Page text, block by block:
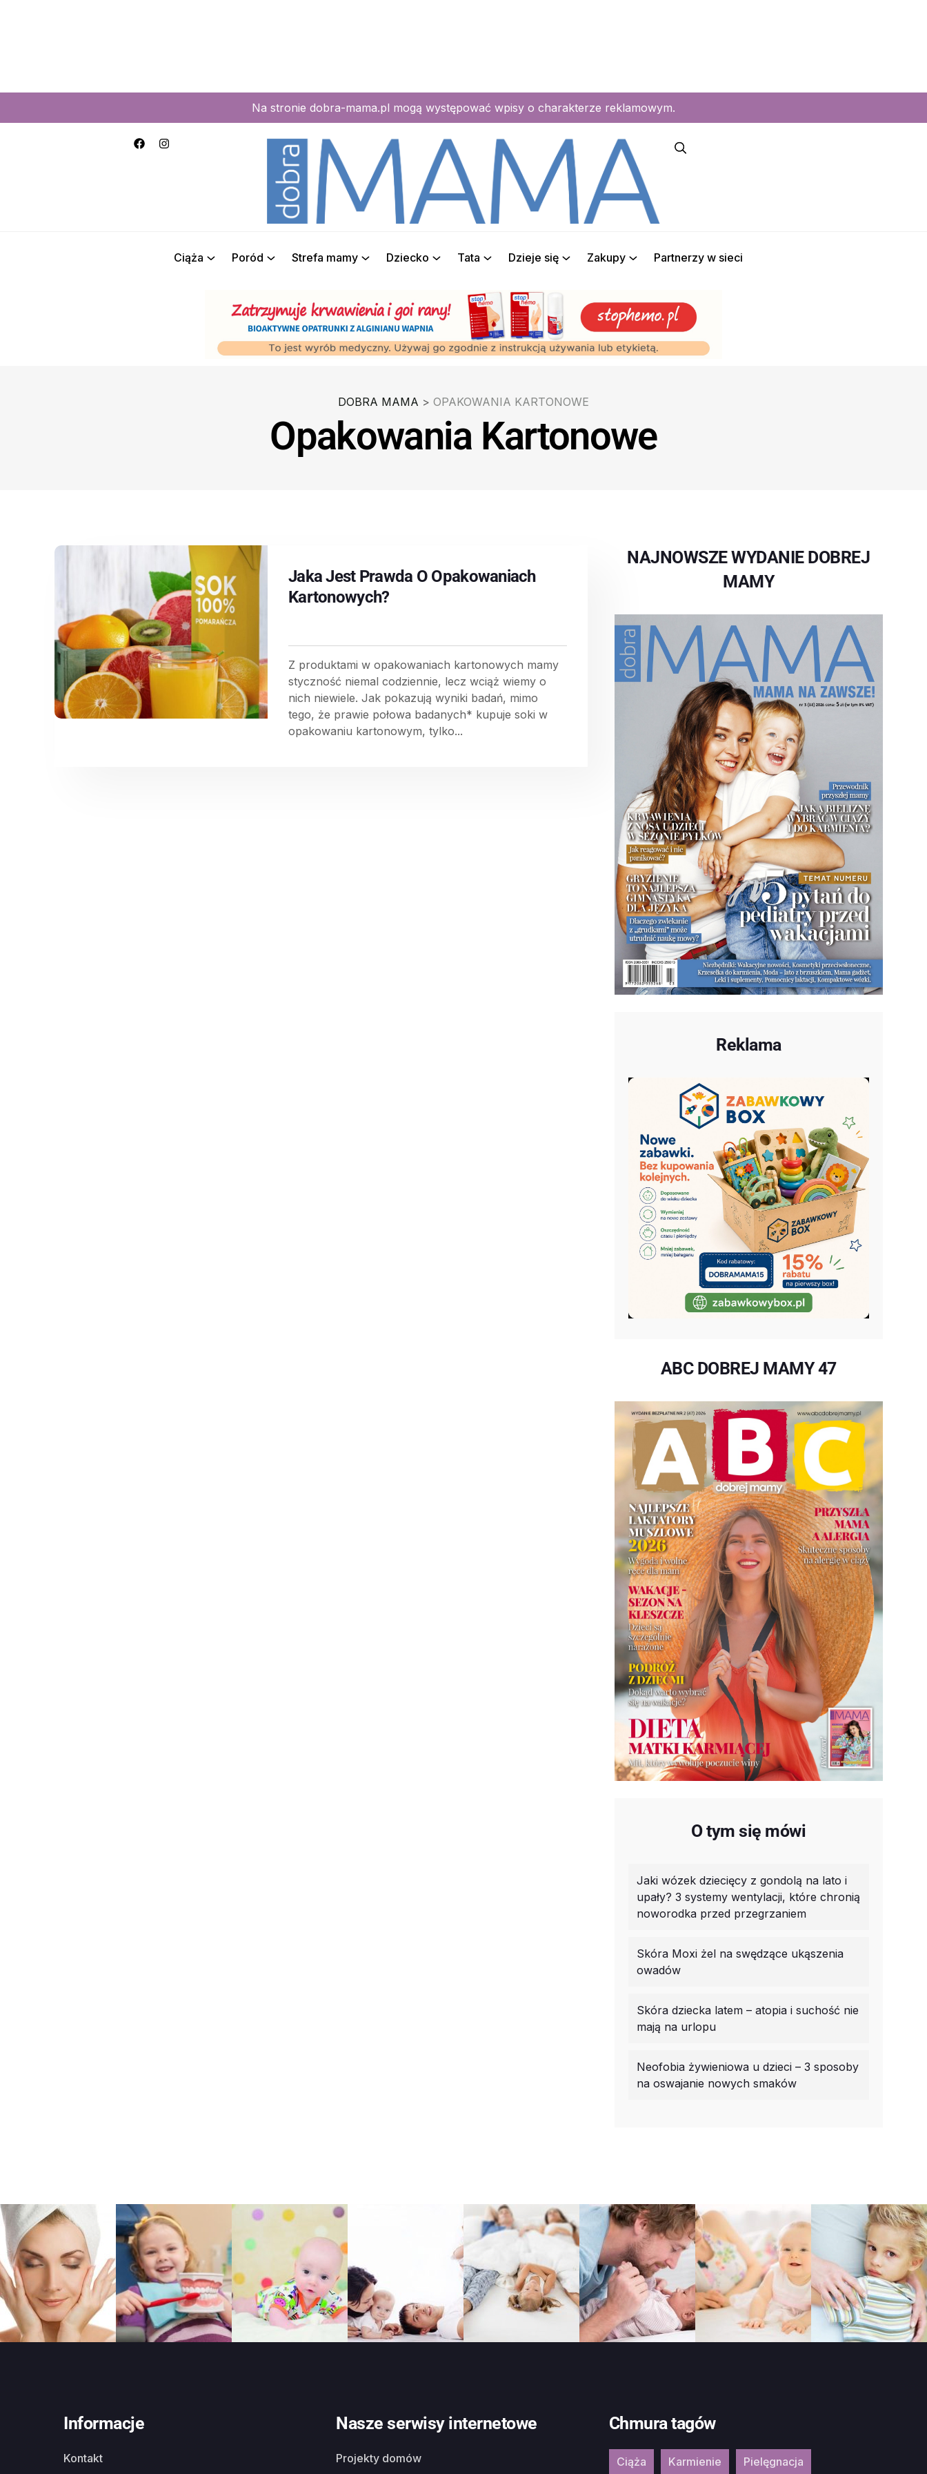
Na stronie dobra-mama.pl mogą występować wpisy o charakterze reklamowym.
Ciąża Poród Strefa mamy Dziecko Tata Dzieje się Zakupy Partnerzy w sieci
DOBRA MAMA > OPAKOWANIA KARTONOWE
Opakowania Kartonowe
Jaka Jest Prawda O Opakowaniach
Kartonowych?
Z produktami w opakowaniach kartonowych mamy
styczność niemal codziennie, lecz wciąż wiemy o
nich niewiele. Jak pokazują wyniki badań, mimo
tego, że prawie połowa badanych* kupuje soki w
opakowaniu kartonowym, tylko...
NAJNOWSZE WYDANIE DOBREJ
MAMY
Reklama
ABC DOBREJ MAMY 47
O tym się mówi
Jaki wózek dziecięcy z gondolą na lato i
upały? 3 systemy wentylacji, które chronią
noworodka przed przegrzaniem
Skóra Moxi żel na swędzące ukąszenia
owadów
Skóra dziecka latem – atopia i suchość nie
mają na urlopu
Neofobia żywieniowa u dzieci – 3 sposoby
na oswajanie nowych smaków
Informacje
Kontakt
Nasze serwisy internetowe
Projekty domów
Chmura tagów
Ciąża Karmienie Pielęgnacja